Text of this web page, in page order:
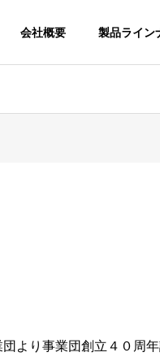
会社概要 製品ライン
より事業団創立４０周